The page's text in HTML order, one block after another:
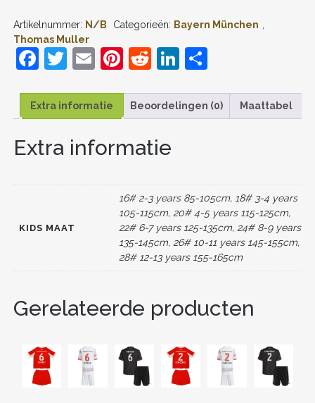
MULLER
#25
DERDE
TENUE
KORTE
MOUW
KORTE
BROEKEN)
Artikelnummer: N/B Categorieën: Bayern München
Thomas Muller
F
c
e
b
o
T
itt
er
E
ai
l
Pi
er
e
st
R
d
di
t
Li
k
e
D
e
n
Extra informatie Beoordelingen (0) Maattabel
Extra informatie
KIDS MAAT
16# 2-3 years 85-105cm, 18# 3-4 years
105-115cm, 20# 4-5 years 115-125cm,
22# 6-7 years 125-135cm, 24# 8-9 years
135-145cm, 26# 10-11 years 145-155cm,
28# 12-13 years 155-165cm
Gerelateerde producten